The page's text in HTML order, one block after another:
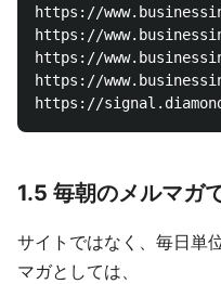
https://
https://
https://
https://
1.5 毎朝のメルマガ
サイトではなく、毎日単
マガとしては、